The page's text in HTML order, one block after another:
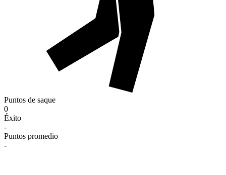
Puntos de saque
0
Éxito
-
Puntos promedio
-